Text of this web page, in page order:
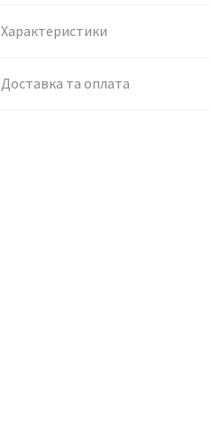
Характеристики
Доставка та оплата